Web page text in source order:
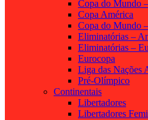
Copa do Mundo
Copa América
Copa do Mundo
Eliminatórias –
Eliminatórias –
Eurocopa
Liga das Nações
Pré-Olímpico
Continentais
Libertadores
Libertadores